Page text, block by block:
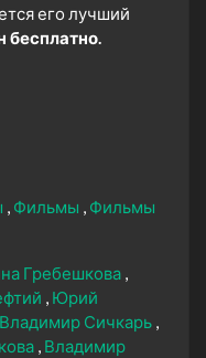
его лучший
бесплатно.
Фильмы
Фильмы
Гребешкова
Юрий
Владимир Сичкарь
Владимир